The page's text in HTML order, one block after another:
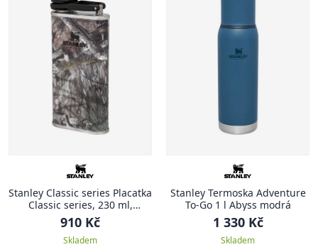
Stanley Classic series Placatka
Classic series, 230 ml,
Country DNA Mossy Oak
Kamuflage
910 Kč
Skladem
Stanley Termoska Adventure
To-Go 1 l Abyss modrá
1 330 Kč
Skladem